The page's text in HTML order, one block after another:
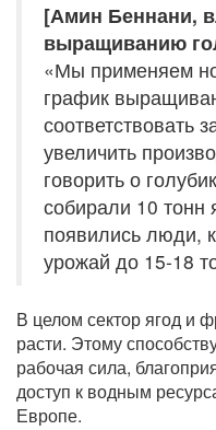
[Амин Беннани,
выращиванию
«Мы применяем
график
соответствовать
увеличить
говорить о
собирали 10 тонн
появились люди,
урожай до 15-18
В целом сектор ягод и
расти. Этому
рабочая сила,
доступ к водным
Европе.